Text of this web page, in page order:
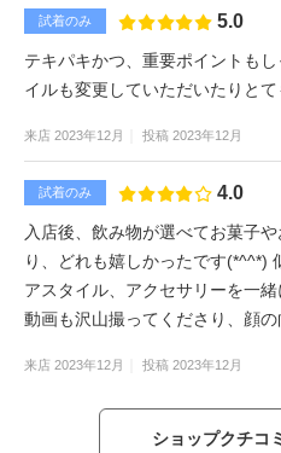
試着のみ 5.0
テキパキかつ、重要ポイントも
イルも変更していただいたりと
来店 2023年12月 投稿 2023年12月
試着のみ 4.0
入店後、飲み物が選べてお菓子
り、どれも嬉しかったです(*^^*)
アスタイル、アクセサリーを一
動画も沢山撮ってくださり、顔
来店 2023年12月 投稿 2023年12月
ショップクチコ